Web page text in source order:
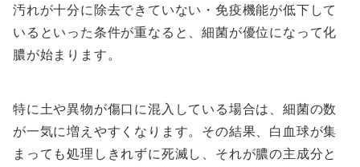
汚れが十分に除去できていない・免疫機能が低下して
いるといった条件が重なると、細菌が優位になって化
膿が始まります。
特に土や異物が傷口に混入している場合は、細菌の数
が一気に増えやすくなります。その結果、白血球が集
まっても処理しきれずに死滅し、それが膿の主成分と